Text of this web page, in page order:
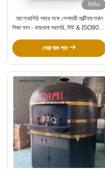
ভিডিও
আগ্নেয়গিরি পাথর সঙ্গে পেশাদারী মাল্টিফাংশনাল
পিজা ফান - কারখানা সরাসরি, সিই & ISO9001
সেরা দাম পান